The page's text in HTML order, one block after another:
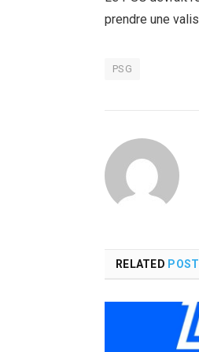
prendre une
PSG
RELATED